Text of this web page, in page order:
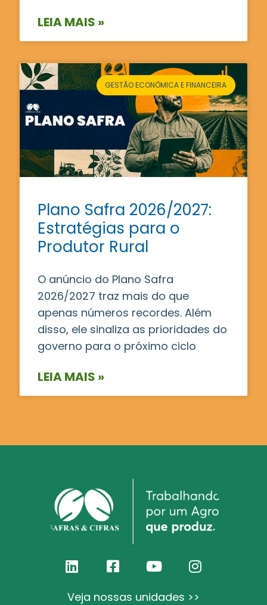
LEIA MAIS »
GESTÃO ECONÔMICA E FINANCEIRA
Plano Safra 2026/2027:
Estratégias para o
Produtor Rural
O anúncio do Plano Safra
2026/2027 traz mais do que
apenas números recordes. Além
disso, ele sinaliza as prioridades do
governo para o próximo ciclo
LEIA MAIS »
Veja nossas unidades >>